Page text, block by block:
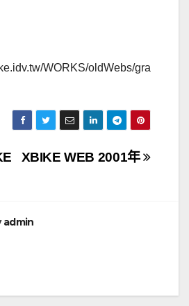
WORKS/oldWebs/gra
XBIKE WEB 2001年
admin